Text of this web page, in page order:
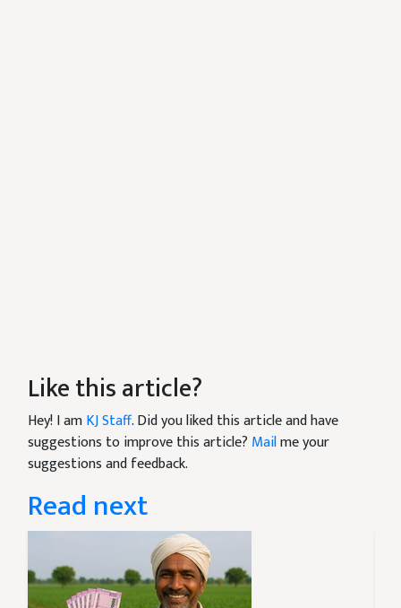
Like this article?
Hey! I amKJ Staff. Did you liked this article and have
suggestions to improve this article? Mailme your
suggestions and feedback.
Read next